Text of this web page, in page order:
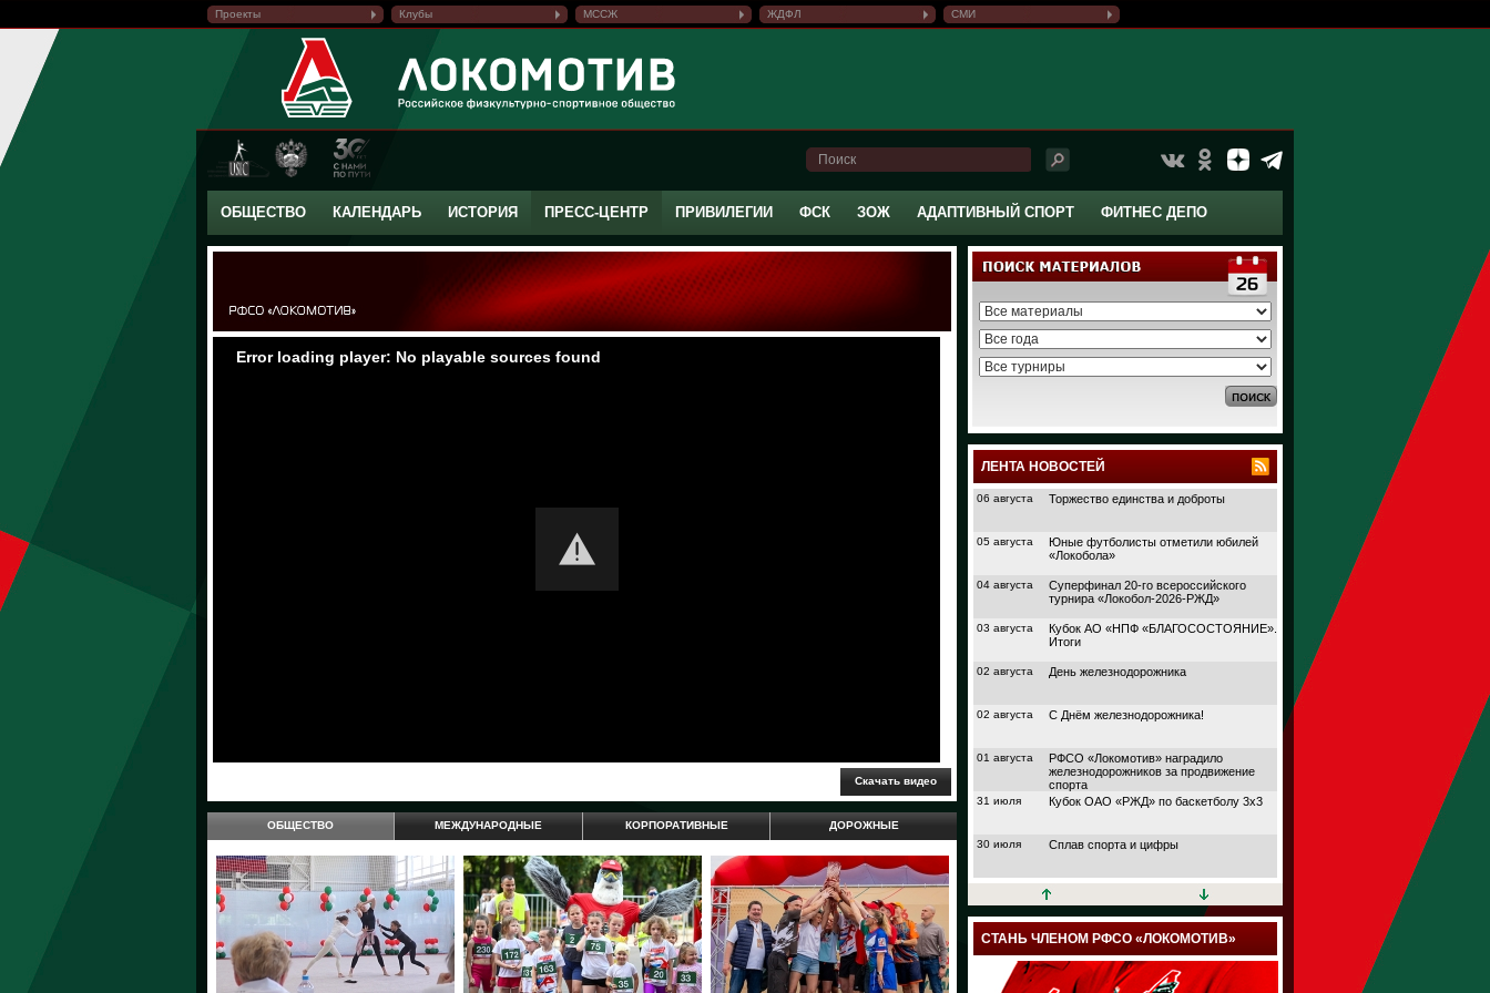
Проекты Клубы МССЖ ЖДФЛ СМИ
ОБЩЕСТВО КАЛЕНДАРЬ ИСТОРИЯ ПРЕСС-ЦЕНТР ПРИВИЛЕГИИ ФСК ЗОЖ АДАПТИВНЫЙ СПОРТ ФИТНЕС ДЕПО
ОБЩЕСТВО МЕЖДУНАРОДНЫЕ КОРПОРАТИВНЫЕ ДОРОЖНЫЕ
ЛЕНТА НОВОСТЕЙ
06 августа Торжество единства и доброты
05 августа
Юные футболисты отметили юбилей
«Локобола»
04 августа
Суперфинал 20-го всероссийского
турнира «Локобол-2026-РЖД»
03 августа
Кубок АО «НПФ «БЛАГОСОСТОЯНИЕ».
Итоги
02 августа День железнодорожника
02 августа С Днём железнодорожника!
01 августа
РФСО «Локомотив» наградило
железнодорожников за продвижение
спорта
31 июля Кубок ОАО «РЖД» по баскетболу 3х3
30 июля Сплав спорта и цифры
27 июля
Кубок АО «НПФ
Дорога в большой спорт
23 июля Поймали волну удачи
СТАНЬ ЧЛЕНОМ РФСО «ЛОКОМОТИВ»